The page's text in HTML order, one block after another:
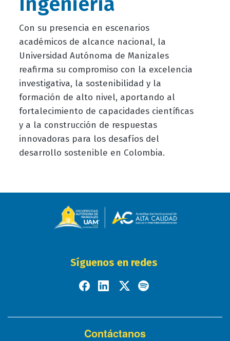
Con su presencia en escenarios
académicos de alcance nacional, la
Universidad Autónoma de Manizales
reafirma su compromiso con la excelencia
investigativa, la sostenibilidad y la
formación de alto nivel, aportando al
fortalecimiento de capacidades científicas
y a la construcción de respuestas
innovadoras para los desafíos del
desarrollo sostenible en Colombia.
Síguenos en redes
Contáctanos